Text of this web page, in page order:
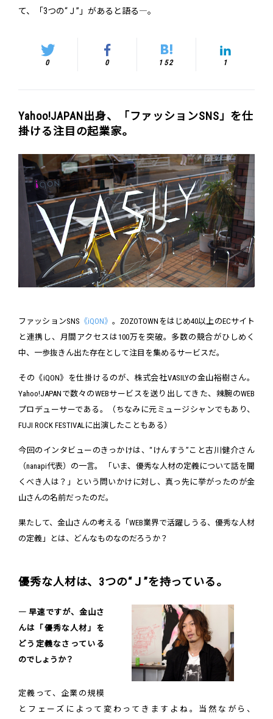
て、「3つの“Ｊ”」があると語る―。
0 0 152 1
Yahoo!JAPAN出身、「ファッションSNS」を仕
掛ける注目の起業家。
ファッションSNS 《iQON》。ZOZOTOWNをはじめ40以上のECサイト
と連携し、月間アクセスは100万を突破。多数の競合がひしめく
中、一歩抜きん出た存在として注目を集めるサービスだ。
その《iQON》を仕掛けるのが、株式会社VASILYの金山裕樹さん。
Yahoo!JAPANで数々のWEBサービスを送り出してきた、辣腕のWEB
プロデューサーである。（ちなみに元ミュージシャンでもあり、
FUJI ROCK FESTIVALに出演したこともある）
今回のインタビューのきっかけは、“けんすう”こと古川健介さん
（nanapi代表）の一言。 「いま、優秀な人材の定義について話を聞
くべき人は？」という問いかけに対し、真っ先に挙がったのが金
山さんの名前だったのだ。
果たして、金山さんの考える「WEB業界で活躍しうる、優秀な人材
の定義」とは、どんなものなのだろうか？
優秀な人材は、3つの“Ｊ”を持っている。
― 早速ですが、金山さ
んは「優秀な人材」を
どう定義なさっている
のでしょうか？
定義って、企業の規模
とフェーズによって変わってきますよね。当然ながら、